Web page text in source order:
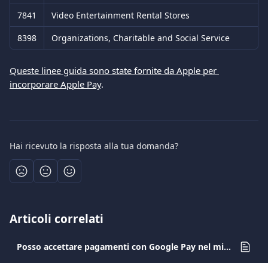
7841
Video Entertainment Rental Stores
8398
Organizations, Charitable and Social Service
Queste linee guida sono state fornite da Apple per
incorporare Apple Pay.
Hai ricevuto la risposta alla tua domanda?
Articoli correlati
Posso accettare pagamenti con Google Pay nel mio e-shop?